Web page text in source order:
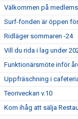
Välkommen på
Surf-fonden är öppen
Ridläger sommaren -24
Vill du rida i lag under
Funktionärsmöte inför
Uppfräschning i
Teoriveckan v.10
Kom ihåg att sälja